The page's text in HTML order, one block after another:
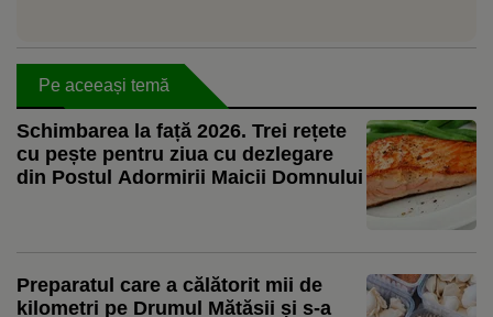
Pe aceeași temă
Schimbarea la față 2026. Trei rețete
cu pește pentru ziua cu dezlegare
din Postul Adormirii Maicii Domnului
Preparatul care a călătorit mii de
kilometri pe Drumul Mătăsii și s-a